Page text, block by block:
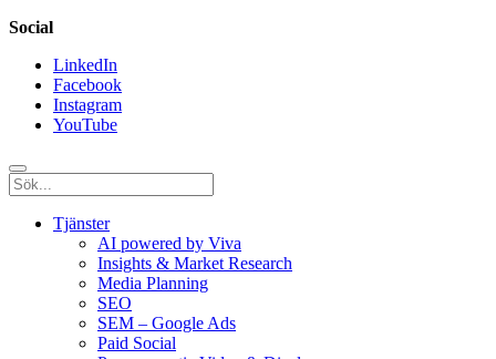
Social
LinkedIn
Facebook
Instagram
YouTube
Tjänster
AI powered by Viva
Insights & Market Research
Media Planning
SEO
SEM – Google Ads
Paid Social